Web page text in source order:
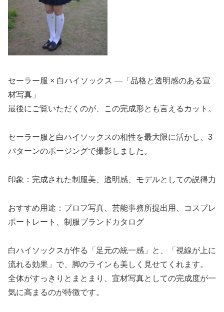
セーラー服 × 白ハイソックス —「品格と透明感のある宣
材写真」
最後にご覧いただくのが、この完成形とも言えるカット。
セーラー服と白ハイソックスの相性を最大限に活かし、3
パターンのポージングで撮影しました。
印象：完成された制服美、透明感、モデルとしての説得力
おすすめ用途：プロフ写真、芸能事務所提出用、コスプレ
ポートレート、制服ブランドカタログ
白ハイソックスが作る「足元の統一感」と、「視線が上に
流れる効果」で、脚のラインも美しく見せてくれます。
全体がすっきりとまとまり、宣材写真としての完成度が一
気に高まるのが特徴です。